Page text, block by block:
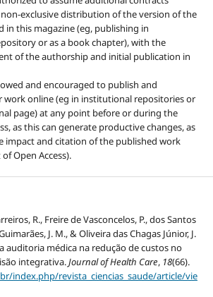
exclusive distribution of the version of the
in this magazine (eg, publishing in
or as a book chapter), with the
of the authorship and initial publication in
and encouraged to publish and
online (eg in institutional repositories or
page) at any point before or during the
as this can generate productive changes, as
impact and citation of the published work
Open Access).
R., Freire de Vasconcelos, P., dos Santos
J. M., & Oliveira das Chagas Júnior, J.
auditoria médica na redução de custos no
integrativa.Journal of Health Care, 18(66).
index.php/revista_ciencias_saude/article/vie